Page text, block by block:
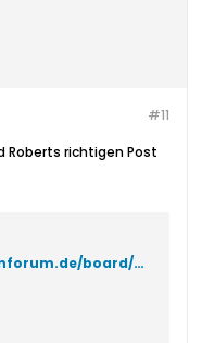
#11
Roberts richtigen Post
http://www.saitenforum.de/board/showthread.php?t=14445&highlight=dunlop+club&page=18